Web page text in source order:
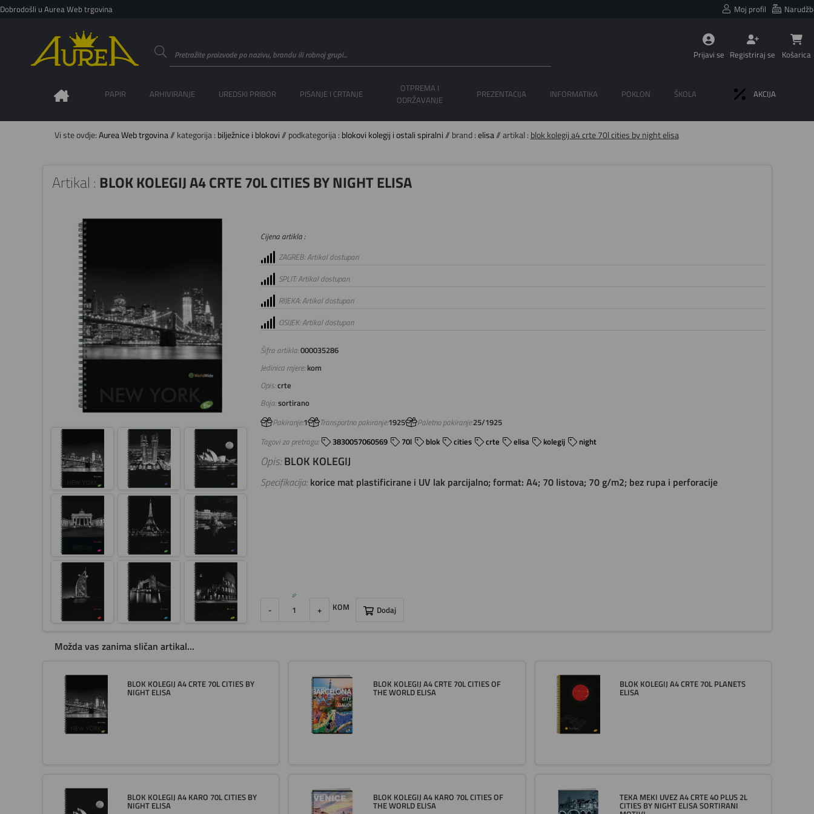
Dobrodošli u Aurea Web trgovina Moj profil
Prijavi se Registriraj se Košarica
PAPIR ARHIVIRANJE UREDSKI PRIBOR PISANJE I CRTANJE
OTPREMA I
ODRŽAVANJE
PREZENTACIJA INFORMATIKA POKLON ŠKOLA AKCIJA
Vi ste ovdje: Aurea Web trgovina// kategorija : bilježnice i blokovi // podkategorija : blokovi kolegij i ostali spiralni // brand : elisa// artikal : blok kolegij a4 crte 70l cities by night elisa
Artikal : BLOK KOLEGIJ A4 CRTE 70L CITIES BY NIGHT ELISA
Šifra artikla:000035286
Jedinica mjere: kom
Opis:BLOK KOLEGIJ
Specifikacija:korice mat plastificirane i UV lak parcijalno; format: A4; 70 listova; 70 g/m2; bez rupa i perforacije
Opis:crte
Boja:sortirano
Tagovi za pretragu: 3830057060569 70l blok cities crte elisa kolegij night
Cijena artikla :
ZAGREB: Artikal dostupan
SPLIT: Artikal dostupan
RIJEKA: Artikal dostupan
OSIJEK: Artikal dostupan
Pakiranje:1 Transportno pakiranje:1925 Paletno pakiranje:25/1925
- + KOM Dodaj
Možda vas zanima sličan artikal...
BLOK KOLEGIJ A4 CRTE 70L CITIES BY
NIGHT ELISA
BLOK KOLEGIJ A4 CRTE 70L CITIES OF
THE WORLD ELISA
BLOK KOLEGIJ A4 CRTE 70L PLANETS
ELISA
BLOK KOLEGIJ A4 KARO 70L CITIES BY
NIGHT ELISA
BLOK KOLEGIJ A4 KARO 70L CITIES OF
THE WORLD ELISA
TEKA MEKI UVEZ A4 CRTE 40 PLUS 2L
CITIES BY NIGHT ELISA SORTIRANI